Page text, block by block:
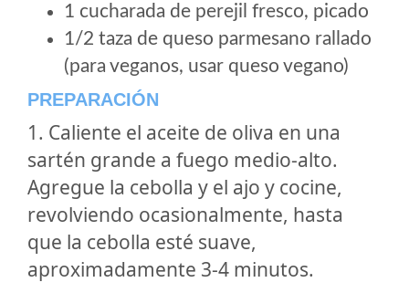
1 cucharada de perejil fresco, picado
1/2 taza de queso parmesano rallado
(para veganos, usar queso vegano)
PREPARACIÓN
1. Caliente el aceite de oliva en una
sartén grande a fuego medio-alto.
Agregue la cebolla y el ajo y cocine,
revolviendo ocasionalmente, hasta
que la cebolla esté suave,
aproximadamente 3-4 minutos.